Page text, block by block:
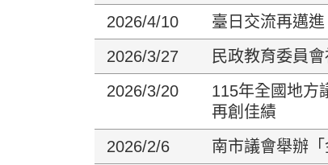
2026/4/10
臺日交流再邁
2026/3/27
民政教育委員
2026/3/20
115年全國地方
再創佳績
2026/2/6
南市議會舉辦